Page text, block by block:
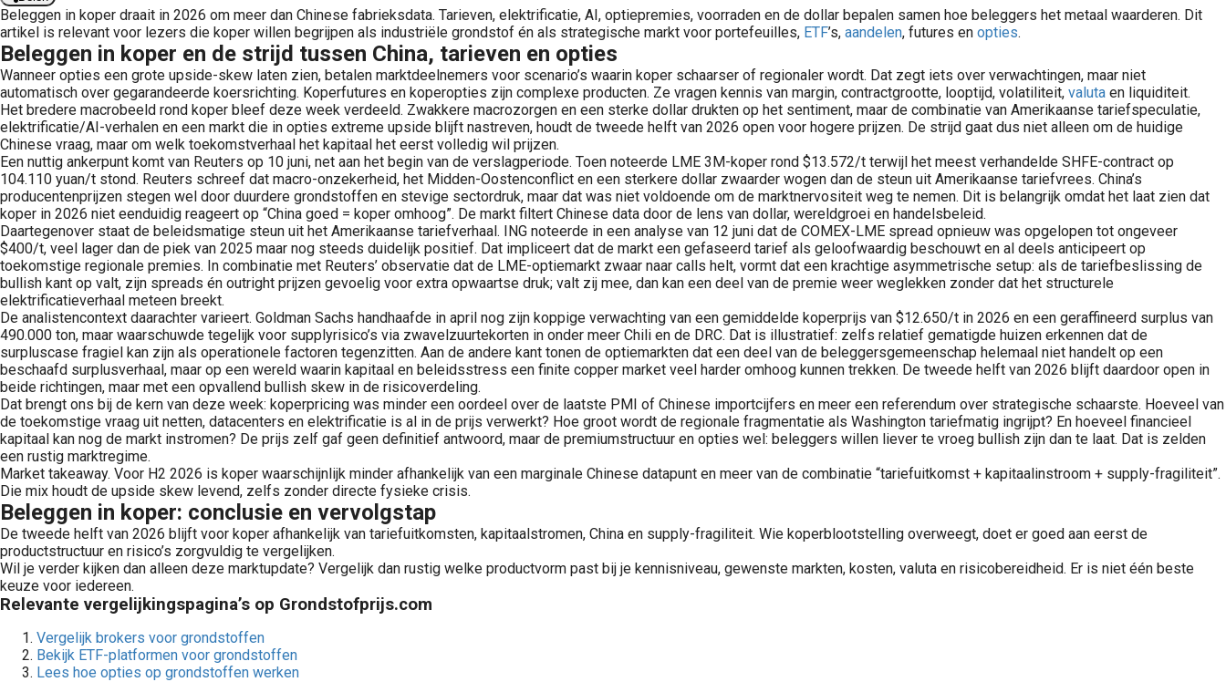
Beleggen in koper draait in 2026 om meer dan Chinese fabrieksdata. Tarieven, elektrificatie, AI, optiepremies, voorraden en de dollar bepalen samen hoe beleggers het metaal waarderen. Dit
artikel is relevant voor lezers die koper willen begrijpen als industriële grondstof én als strategische markt voor portefeuilles, ETF’s, aandelen, futures en opties.
Beleggen in koper en de strijd tussen China, tarieven en opties
Wanneer opties een grote upside-skew laten zien, betalen marktdeelnemers voor scenario’s waarin koper schaarser of regionaler wordt. Dat zegt iets over verwachtingen, maar niet
automatisch over gegarandeerde koersrichting. Koperfutures en koperopties zijn complexe producten. Ze vragen kennis van margin, contractgrootte, looptijd, volatiliteit, valuta en liquiditeit.
Het bredere macrobeeld rond koper bleef deze week verdeeld. Zwakkere macrozorgen en een sterke dollar drukten op het sentiment, maar de combinatie van Amerikaanse tariefspeculatie,
elektrificatie/AI-verhalen en een markt die in opties extreme upside blijft nastreven, houdt de tweede helft van 2026 open voor hogere prijzen. De strijd gaat dus niet alleen om de huidige
Chinese vraag, maar om welk toekomstverhaal het kapitaal het eerst volledig wil prijzen.
Een nuttig ankerpunt komt van Reuters op 10 juni, net aan het begin van de verslagperiode. Toen noteerde LME 3M-koper rond $13.572/t terwijl het meest verhandelde SHFE-contract op
104.110 yuan/t stond. Reuters schreef dat macro-onzekerheid, het Midden-Oostenconflict en een sterkere dollar zwaarder wogen dan de steun uit Amerikaanse tariefvrees. China’s
producentenprijzen stegen wel door duurdere grondstoffen en stevige sectordruk, maar dat was niet voldoende om de marktnervositeit weg te nemen. Dit is belangrijk omdat het laat zien dat
koper in 2026 niet eenduidig reageert op “China goed = koper omhoog”. De markt filtert Chinese data door de lens van dollar, wereldgroei en handelsbeleid.
Daartegenover staat de beleidsmatige steun uit het Amerikaanse tariefverhaal. ING noteerde in een analyse van 12 juni dat de COMEX-LME spread opnieuw was opgelopen tot ongeveer
$400/t, veel lager dan de piek van 2025 maar nog steeds duidelijk positief. Dat impliceert dat de markt een gefaseerd tarief als geloofwaardig beschouwt en al deels anticipeert op
toekomstige regionale premies. In combinatie met Reuters’ observatie dat de LME-optiemarkt zwaar naar calls helt, vormt dat een krachtige asymmetrische setup: als de tariefbeslissing de
bullish kant op valt, zijn spreads én outright prijzen gevoelig voor extra opwaartse druk; valt zij mee, dan kan een deel van de premie weer weglekken zonder dat het structurele
elektrificatieverhaal meteen breekt.
De analistencontext daarachter varieert. Goldman Sachs handhaafde in april nog zijn koppige verwachting van een gemiddelde koperprijs van $12.650/t in 2026 en een geraffineerd surplus van
490.000 ton, maar waarschuwde tegelijk voor supplyrisico’s via zwavelzuurtekorten in onder meer Chili en de DRC. Dat is illustratief: zelfs relatief gematigde huizen erkennen dat de
surpluscase fragiel kan zijn als operationele factoren tegenzitten. Aan de andere kant tonen de optiemarkten dat een deel van de beleggersgemeenschap helemaal niet handelt op een
beschaafd surplusverhaal, maar op een wereld waarin kapitaal en beleidsstress een finite copper market veel harder omhoog kunnen trekken. De tweede helft van 2026 blijft daardoor open in
beide richtingen, maar met een opvallend bullish skew in de risicoverdeling.
Dat brengt ons bij de kern van deze week: koperpricing was minder een oordeel over de laatste PMI of Chinese importcijfers en meer een referendum over strategische schaarste. Hoeveel van
de toekomstige vraag uit netten, datacenters en elektrificatie is al in de prijs verwerkt? Hoe groot wordt de regionale fragmentatie als Washington tariefmatig ingrijpt? En hoeveel financieel
kapitaal kan nog de markt instromen? De prijs zelf gaf geen definitief antwoord, maar de premiumstructuur en opties wel: beleggers willen liever te vroeg bullish zijn dan te laat. Dat is zelden
een rustig marktregime.
Market takeaway. Voor H2 2026 is koper waarschijnlijk minder afhankelijk van een marginale Chinese datapunt en meer van de combinatie “tariefuitkomst + kapitaalinstroom + supply-fragiliteit”.
Die mix houdt de upside skew levend, zelfs zonder directe fysieke crisis.
Beleggen in koper: conclusie en vervolgstap
De tweede helft van 2026 blijft voor koper afhankelijk van tariefuitkomsten, kapitaalstromen, China en supply-fragiliteit. Wie koperblootstelling overweegt, doet er goed aan eerst de
productstructuur en risico’s zorgvuldig te vergelijken.
Wil je verder kijken dan alleen deze marktupdate? Vergelijk dan rustig welke productvorm past bij je kennisniveau, gewenste markten, kosten, valuta en risicobereidheid. Er is niet één beste
keuze voor iedereen.
Relevante vergelijkingspagina’s op Grondstofprijs.com
Vergelijk brokers voor grondstoffen
Bekijk ETF-platformen voor grondstoffen
Lees hoe opties op grondstoffen werken